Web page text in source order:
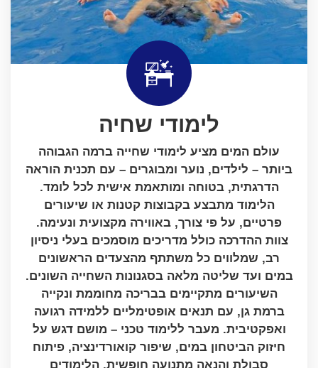
לימודי שחיה
עולם המים מציע לימודי שחייה ברמה הגבוהה
ביותר – לילדים, נוער ומבוגרים – עם תכנית הוראה
הדרגתית, בטוחה ומותאמת אישית לכל לומד.
הלימוד מתבצע בקבוצות קטנות או שיעורים
פרטיים, על פי צורך, באווירה מקצועית ונעימה.
צוות ההדרכה כולל מדריכים מוסמכים בעלי ניסיון
רב, שמלווים כל משתתף מהצעדים הראשונים
במים ועד שליטה מלאה בסגנונות השחייה השונים.
השיעורים מתקיימים בבריכה מחוממת ונקייה
ברמת גן, עם תנאים אופטימליים ללמידה רגועה
ואפקטיבית. מעבר ללימוד טכני – מושם דגש על
חיזוק הביטחון במים, שיפור קואורדינציה, פיתוח
סבולת והנאה מתנועה חופשית. הלימודים